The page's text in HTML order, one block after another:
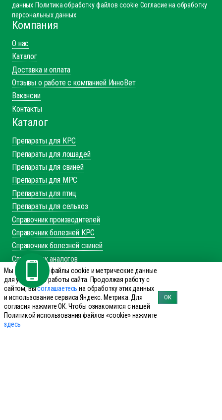
данных Политика обработку файлов cookie Согласие на обработку
персональных данных
Компания
О нас
Каталог
Доставка и оплата
Отзывы о работе с компанией ИнноВет
Вакансии
Контакты
Каталог
Препараты для КРС
Препараты для лошадей
Препараты для свиней
Препараты для МРС
Препараты для птиц
Препараты для сельхоз
Справочник производителей
Справочник болезней КРС
Справочник болезней свиней
Справочник аналогов
+7 (495) 644-19-69
Заказать звонок
143960 Реутов, ул. Фабричная дом 8
office@innovet.ru
Мы используем файлы cookie и метрические данные
для улучшения работы сайта. Продолжая работу с
сайтом, Высоглашаетесь на обработку этих данных
и использование сервиса Яндекс. Метрика. Для
согласия нажмите ОК. Чтобы ознакомится с нашей
Политикой использования файлов «cookie» нажмите
здесь
ОК